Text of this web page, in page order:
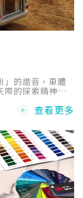
」的諧音，車體
際的探索精神。
型與露營房車車
查看更多